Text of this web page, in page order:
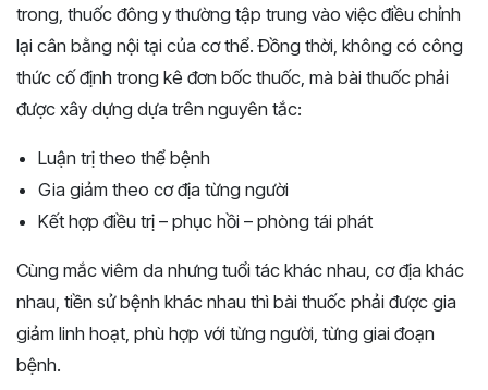
trong, thuốc đông y thường tập trung vào việc điều chỉnh
lại cân bằng nội tại của cơ thể. Đồng thời, không có công
thức cố định trong kê đơn bốc thuốc, mà bài thuốc phải
được xây dựng dựa trên nguyên tắc:
Luận trị theo thể bệnh
Gia giảm theo cơ địa từng người
Kết hợp điều trị – phục hồi – phòng tái phát
Cùng mắc viêm da nhưng tuổi tác khác nhau, cơ địa khác
nhau, tiền sử bệnh khác nhau thì bài thuốc phải được gia
giảm linh hoạt, phù hợp với từng người, từng giai đoạn
bệnh.